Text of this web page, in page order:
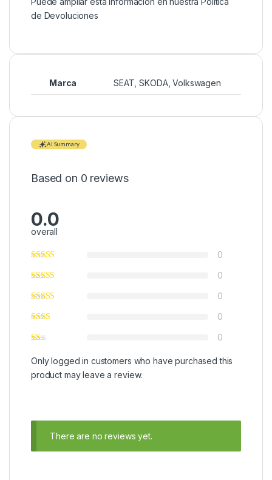
de Devoluciones
Marca SEAT ,SKODA,Volkswagen
AI Summary
Based on 0 reviews
0.0
overall
0
0
0
0
0
Only logged in customers who have purchased this
product may leave a review.
There are no reviews yet.